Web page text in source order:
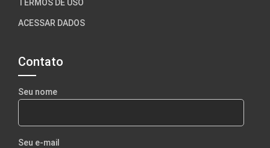
TERMOS DE USO
ACESSAR DADOS
Contato
Seu nome
Seu e-mail